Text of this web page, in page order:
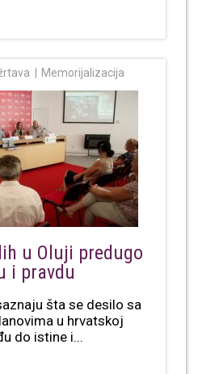
Memorijalizacija
u Oluji predugo
i pravdu
šta se desilo sa
u hrvatskoj
do istine i...